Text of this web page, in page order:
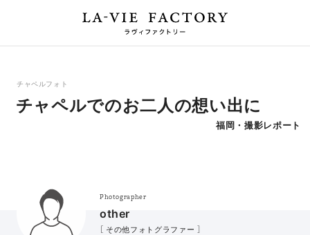
チャペルフォト
チャペルでのお二人の想い出に
福岡・撮影レポート
Photographer
other
［ その他フォトグラファー ］